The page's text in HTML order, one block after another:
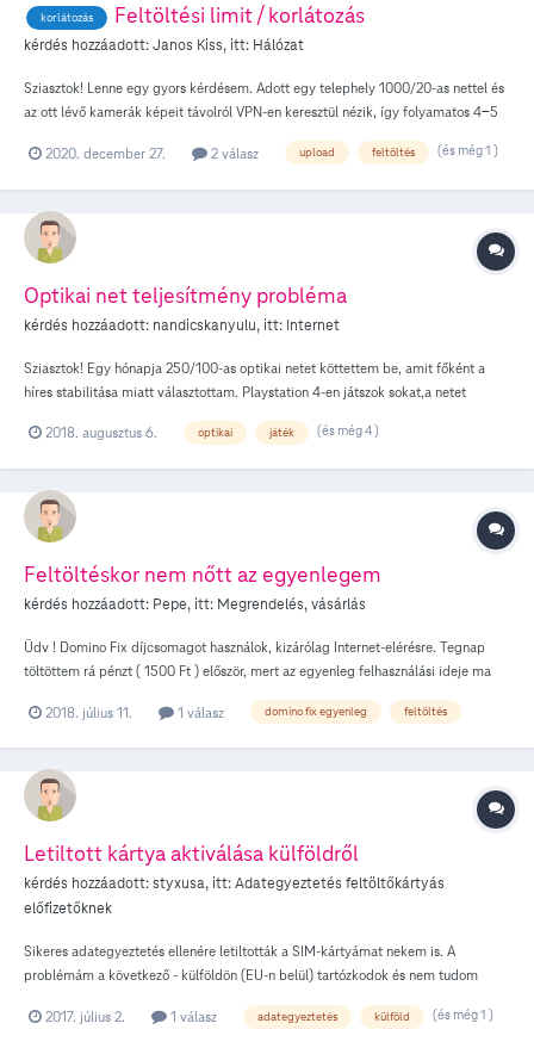
korlátozás Feltöltési limit / korlátozás
kérdés hozzáadott:Janos Kiss, itt: Hálózat
Sziasztok! Lenne egy gyors kérdésem. Adott egy telephely 1000/20-as nettel és
az ott lévő kamerák képeit távolról VPN-en keresztül nézik, így folyamatos 4-5
össze Napi: 45,3 GB Havi: 1,35 TB Évi: 16,53 TB Sehol se láttam, erre utalást, de
mellett. Segítő válaszokat előre is köszönöm!
2020. december 27. 2 válasz upload feltöltés (és még 1 )
Optikai net teljesítmény probléma
kérdés hozzáadott: nandicskanyulu, itt: Internet
Sziasztok! Egy hónapja 250/100-as optikai netet köttettem be, amit főként a
híres stabilitása miatt választottam. Playstation 4-en játszok sokat,a netet
videózni a mobilján, főként 720p videókat, de mivel egy Alcatel One touch ja
módon elkezd laggolni, csúszik a kép és a hang, kb 1 máodpercet vagy többet is
onnantól hogy irányítom. Ez így használhatatlan ebben a formában és nem is
értem, hogy hogyan nem bírj el egy ekkora optikai net egy videozást meg egy
Mb/sec feltöltést mér. A feöltöltés nevetségesen alacsonynak méri. A gyenge
30/10-es *****es netemmel nem volt ilyen baj amiről váltottam, remélem kapok
eddig csalódott vagyok.
2018. augusztus 6. optikai játék (és még 4 )
Feltöltéskor nem nőtt az egyenlegem
kérdés hozzáadott: Pepe, itt: Megrendelés, vásárlás
Üdv ! Domino Fix díjcsomagot használok, kizárólag Internet-elérésre. Tegnap
töltöttem rá pénzt ( 1500 Ft ) először, mert az egyenleg felhasználási ideje ma
meghosszabbodott ( fél évvel ) de az egyenlegem NEM NŐTT, UGYANANNYI
2018. július 11. 1 válasz domino fix egyenleg feltöltés
Letiltott kártya aktiválása külföldről
kérdés hozzáadott:styxusa, itt:Adategyeztetés feltöltőkártyás
előfizetőknek
Sikeres adategyeztetés ellenére letiltották a SIM-kártyámat nekem is. A
problémám a következő - külföldön (EU-n belül) tartózkodok és nem tudom
telefonszámot (feltételezem nem ingyenesen hívható, szemben a belföldi
2017. július 2. 1 válasz adategyeztetés külföld (és még 1 )